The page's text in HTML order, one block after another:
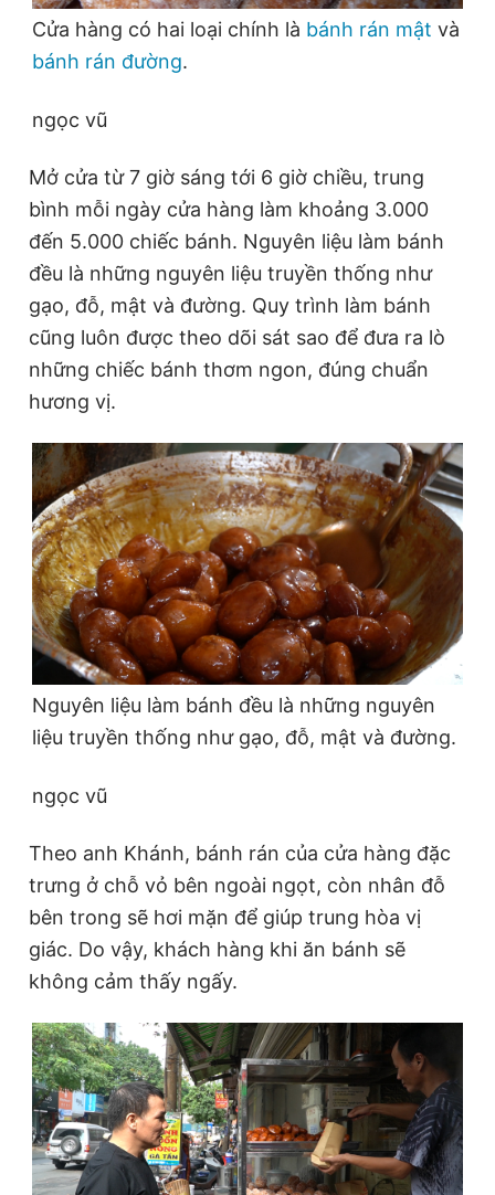
Cửa hàng có hai loại chính là bánh rán mật và
bánh rán đường.
ngọc vũ
Mở cửa từ 7 giờ sáng tới 6 giờ chiều, trung
bình mỗi ngày cửa hàng làm khoảng 3.000
đến 5.000 chiếc bánh. Nguyên liệu làm bánh
đều là những nguyên liệu truyền thống như
gạo, đỗ, mật và đường. Quy trình làm bánh
cũng luôn được theo dõi sát sao để đưa ra lò
những chiếc bánh thơm ngon, đúng chuẩn
hương vị.
Nguyên liệu làm bánh đều là những nguyên
liệu truyền thống như gạo, đỗ, mật và đường.
ngọc vũ
Theo anh Khánh, bánh rán của cửa hàng đặc
trưng ở chỗ vỏ bên ngoài ngọt, còn nhân đỗ
bên trong sẽ hơi mặn để giúp trung hòa vị
giác. Do vậy, khách hàng khi ăn bánh sẽ
không cảm thấy ngấy.